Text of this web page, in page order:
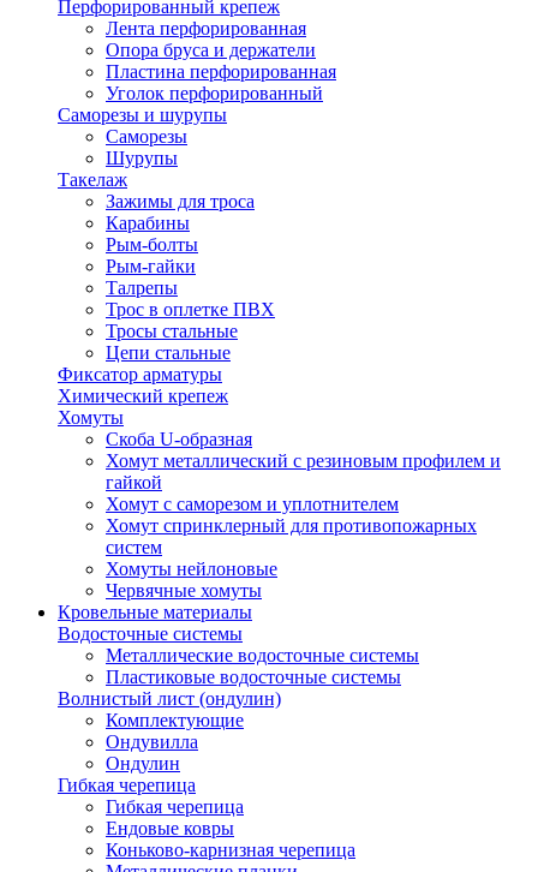
Перфорированный крепеж
Лента перфорированная
Опора бруса и держатели
Пластина перфорированная
Уголок перфорированный
Саморезы и шурупы
Саморезы
Шурупы
Такелаж
Зажимы для троса
Карабины
Рым-болты
Рым-гайки
Талрепы
Трос в оплетке ПВХ
Тросы стальные
Цепи стальные
Фиксатор арматуры
Химический крепеж
Хомуты
Скоба U-образная
Хомут металлический с резиновым профилем и
гайкой
Хомут с саморезом и уплотнителем
Хомут спринклерный для противопожарных
систем
Хомуты нейлоновые
Червячные хомуты
Кровельные материалы
Водосточные системы
Металлические водосточные системы
Пластиковые водосточные системы
Волнистый лист (ондулин)
Комплектующие
Ондувилла
Ондулин
Гибкая черепица
Гибкая черепица
Ендовые ковры
Коньково-карнизная черепица